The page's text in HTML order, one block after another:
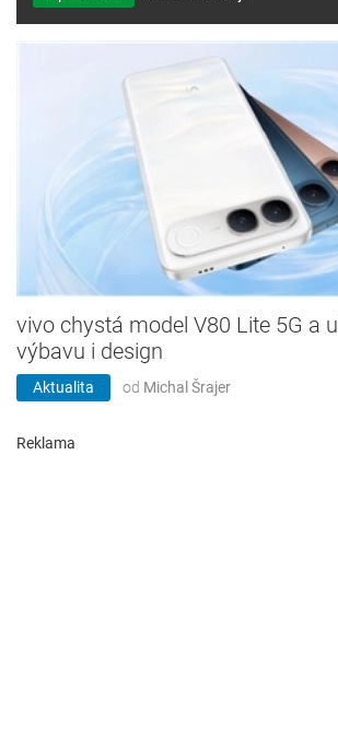
vivo chystá model V80 Lite 5G a
výbavu i design
Aktualita od Michal Šrajer
Reklama